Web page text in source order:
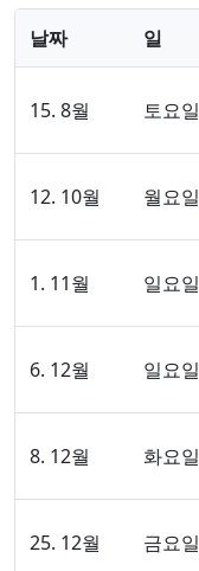
날짜 일
15. 8월 토요일
12. 10월 월요일
1. 11월 일요일
6. 12월 일요일
8. 12월 화요일
25. 12월 금요일